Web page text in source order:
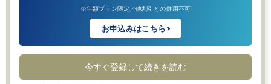
※年額プラン限定／他割引との併用不可
お申込みはこちら
今すぐ登録して続きを読む